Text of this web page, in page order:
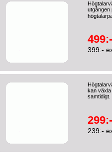
utgången
499:-
399:-
kan växla
samtidigt.
299:-
239:-